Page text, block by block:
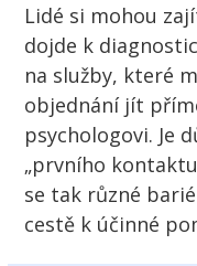
Lidé si mohou
dojde k
na služby, které
objednání jít
psychologovi. Je
„prvního
se tak různé
cestě k účinné